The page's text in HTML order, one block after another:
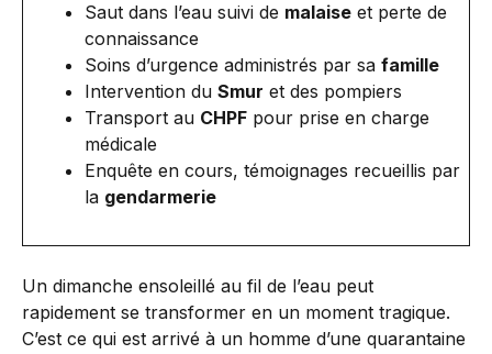
Saut dans l’eau suivi de malaise et perte de
connaissance
Soins d’urgence administrés par sa famille
Intervention du Smur et des pompiers
Transport au CHPF pour prise en charge
médicale
Enquête en cours, témoignages recueillis par
la gendarmerie
Un dimanche ensoleillé au fil de l’eau peut
rapidement se transformer en un moment tragique.
C’est ce qui est arrivé à un homme d’une quarantaine